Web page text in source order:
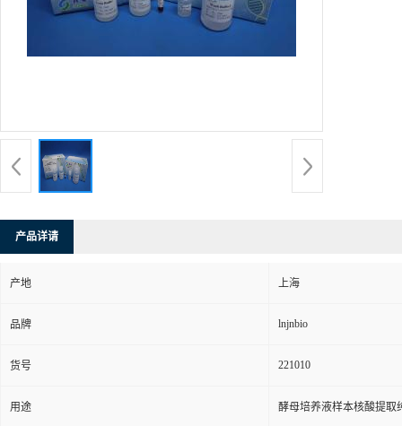
产品详请
产地 上海
品牌 lnjnbio
货号 221010
用途 酵母培养液样本核酸提取